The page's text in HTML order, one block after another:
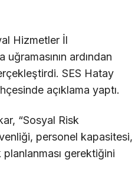
Hizmetler İl
ardından
SES Hatay
açıklama yaptı.
“Sosyal Risk
personel kapasitesi,
gerektiğini